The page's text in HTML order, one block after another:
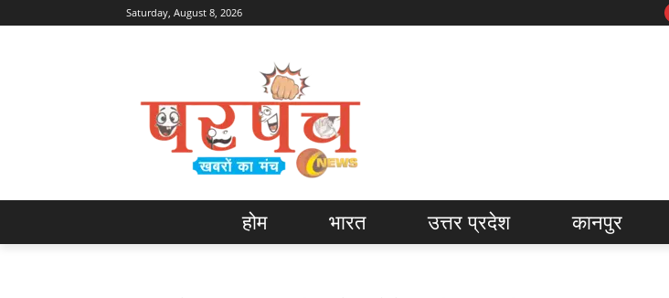
Saturday, August 8, 2026
होम भारत उत्तर प्रदेश कानपुर